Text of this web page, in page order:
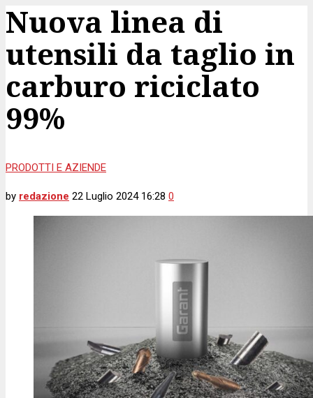
Nuova linea di
utensili da taglio in
carburo riciclato
99%
PRODOTTI E AZIENDE
by redazione 22 Luglio 2024 16:28 0